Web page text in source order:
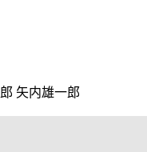
矢内雄一郎